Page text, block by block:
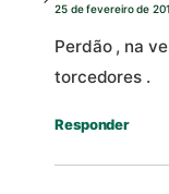
25 de fevereiro de
Perdão , na
torcedores .
Responder